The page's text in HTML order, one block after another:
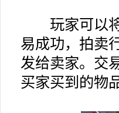
玩家可以将
易成功，拍卖
发给卖家。交
买家买到的物